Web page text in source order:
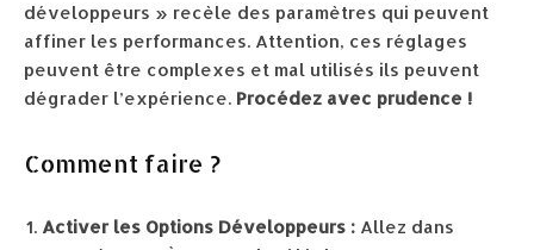
développeurs » recèle des paramètres qui peuvent
affiner les performances. Attention, ces réglages
peuvent être complexes et mal utilisés ils peuvent
dégrader l’expérience. Procédez avec prudence !
Comment faire ?
Activer les Options Développeurs : Allez dans